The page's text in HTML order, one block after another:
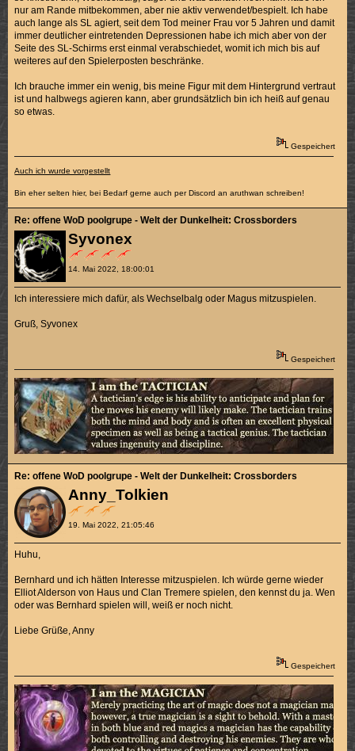
nur am Rande mitbekommen, aber nie aktiv verwendet/bespielt. Ich habe
auch lange als SL agiert, seit dem Tod meiner Frau vor 5 Jahren und damit
immer deutlicher eintretenden Depressionen habe ich mich aber von der
Seite des SL-Schirms erst einmal verabschiedet, womit ich mich bis auf
weiteres auf den Spielerposten beschränke.
Ich brauche immer ein wenig, bis meine Figur mit dem Hintergrund vertraut
ist und halbwegs agieren kann, aber grundsätzlich bin ich heiß auf genau
so etwas.
Gespeichert
Auch ich wurde vorgestellt
Bin eher selten hier, bei Bedarf gerne auch per Discord an aruthwan schreiben!
Syvonex
14. Mai 2022, 18:00:01
Re: offene WoD poolgrupe - Welt der Dunkelheit: Crossborders
Ich interessiere mich dafür, als Wechselbalg oder Magus mitzuspielen.
Gruß, Syvonex
Gespeichert
Anny_Tolkien
19. Mai 2022, 21:05:46
Re: offene WoD poolgrupe - Welt der Dunkelheit: Crossborders
Huhu,
Bernhard und ich hätten Interesse mitzuspielen. Ich würde gerne wieder
Elliot Alderson von Haus und Clan Tremere spielen, den kennst du ja. Wen
oder was Bernhard spielen will, weiß er noch nicht.
Liebe Grüße, Anny
Gespeichert